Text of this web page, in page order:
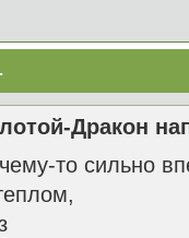
Дракон
то сильно